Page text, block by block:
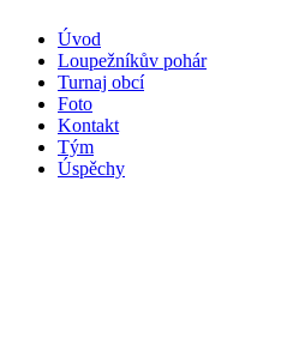
Úvod
Loupežníkův pohár
Turnaj obcí
Foto
Kontakt
Tým
Úspěchy